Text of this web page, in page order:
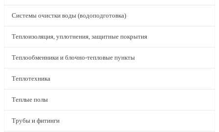
Системы очистки воды (водоподготовка)
Теплоизоляция, уплотнения, защитные покрытия
Теплообменники и блочно-тепловые пункты
Теплотехника
Теплые полы
Трубы и фитинги